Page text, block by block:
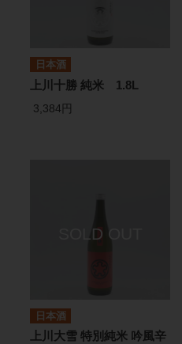
日本酒
上川十勝 純米 1.8L
3,384円
日本酒
上川大雪 特別純米 吟風辛